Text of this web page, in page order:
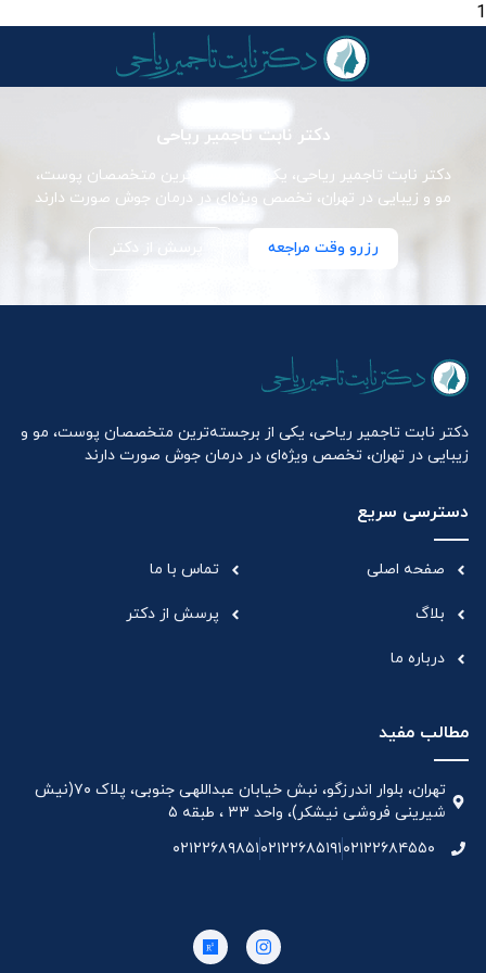
1
دکتر نابت تاجمیر ریاحی
دکتر نابت تاجمیر ریاحی، یکی از برجسته‌ترین متخصصان پوست،
مو و زیبایی در تهران، تخصص ویژه‌ای در درمان جوش صورت دارند
رزرو وقت مراجعه پرسش از دکتر
دکتر نابت تاجمیر ریاحی، یکی از برجسته‌ترین متخصصان پوست، مو و
زیبایی در تهران، تخصص ویژه‌ای در درمان جوش صورت دارند
دسترسی سریع
صفحه اصلی
بلاگ
درباره ما
تماس با ما
پرسش از دکتر
مطالب مفید
تهران، بلوار اندرزگو، نبش خیابان عبداللهی جنوبی، پلاک ۷۰(نیش
شیرینی فروشی نیشکر)، واحد ۳۳ ، طبقه ۵
۰۲۱۲۲۶۸۴۵۵۰۰۲۱۲۲۶۸۵۱۹۱۰۲۱۲۲۶۸۹۸۵۱